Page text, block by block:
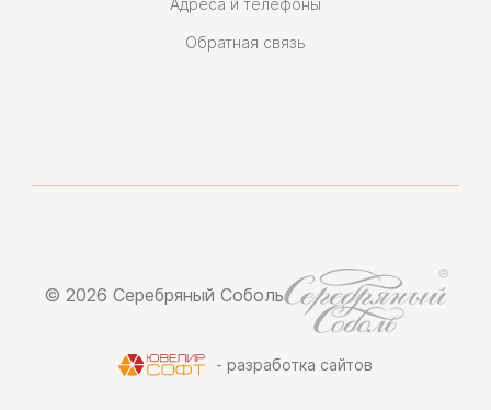
Адреса и телефоны
Обратная связь
© 2026 Серебряный Соболь
- разработка сайтов